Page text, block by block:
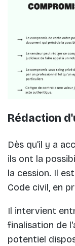
Rédaction
Dès qu'il y a
ils ont la
la cession. Il
Code civil, en
Il intervient
finalisation de
potentiel